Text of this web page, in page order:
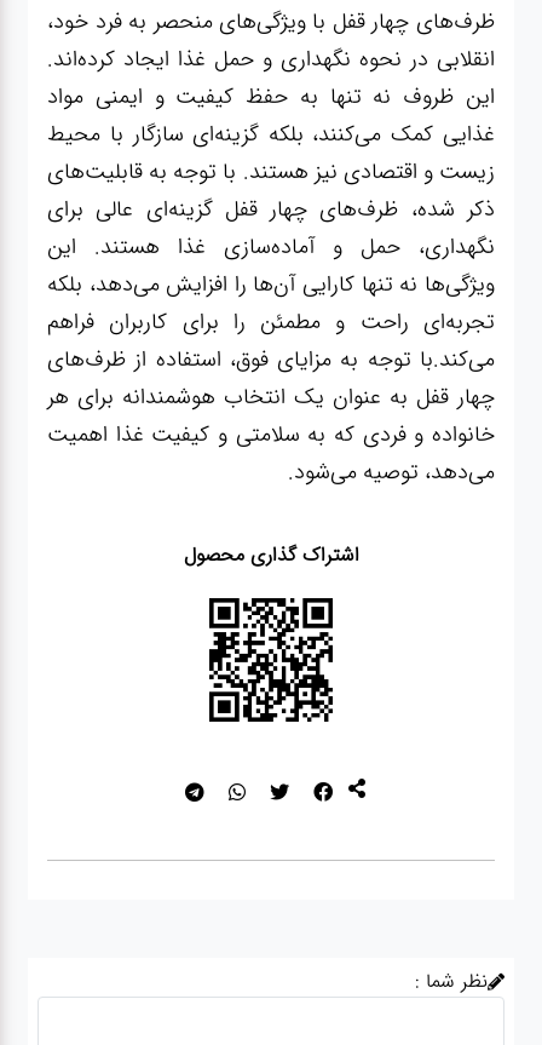
ظرف‌های چهار قفل با ویژگی‌های منحصر به فرد خود،
انقلابی در نحوه نگهداری و حمل غذا ایجاد کرده‌اند.
این ظروف نه تنها به حفظ کیفیت و ایمنی مواد
غذایی کمک می‌کنند، بلکه گزینه‌ای سازگار با محیط
زیست و اقتصادی نیز هستند. با توجه به قابلیت‌های
ذکر شده، ظرف‌های چهار قفل گزینه‌ای عالی برای
نگهداری، حمل و آماده‌سازی غذا هستند. این
ویژگی‌ها نه تنها کارایی آن‌ها را افزایش می‌دهد، بلکه
تجربه‌ای راحت و مطمئن را برای کاربران فراهم
می‌کند.با توجه به مزایای فوق، استفاده از ظرف‌های
چهار قفل به عنوان یک انتخاب هوشمندانه برای هر
خانواده و فردی که به سلامتی و کیفیت غذا اهمیت
می‌دهد، توصیه می‌شود.
اشتراک گذاری محصول
نظر شما :